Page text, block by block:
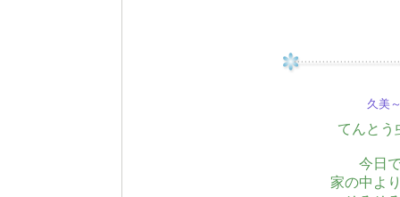
久美
てんと
今日
家の中よ